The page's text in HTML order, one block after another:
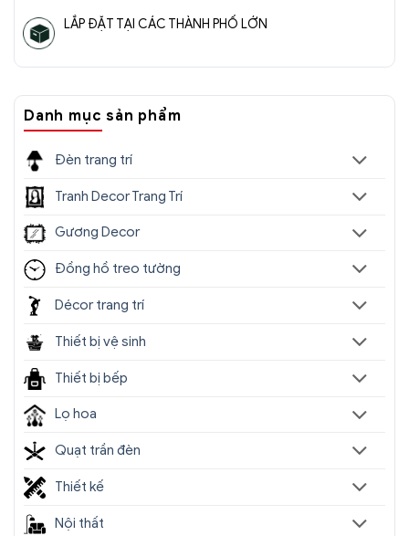
Địa chỉ nào bánđèn chùm trang trí
nhập khẩu,
giá rẻ tốt nhất?
trínhập khẩu uy tín hàng đầu tại Hà Nội, Tp.HCM.
Showroom hàng đầu hiện nay chuyên cung cấp
giá rẻ tốt nhất trên thị trường.
Chịu trách nhiệm về sản phẩm :
LẮP ĐẶT TẠI CÁC THÀNH PHỐ LỚN
Danh mục sản phẩm
Đèn trang trí
Tranh Decor Trang Trí
Gương Decor
Đồng hồ treo tường
Décor trang trí
Thiết bị vệ sinh
Thiết bị bếp
Lọ hoa
Quạt trần đèn
Thiết kế
Nội thất